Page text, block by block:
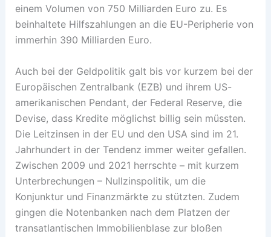
einem Volumen von 750 Milliarden Euro zu. Es
beinhaltete Hilfszahlungen an die EU-Peripherie von
immerhin 390 Milliarden Euro.
Auch bei der Geldpolitik galt bis vor kurzem bei der
Europäischen Zentralbank (EZB) und ihrem US-
amerikanischen Pendant, der Federal Reserve, die
Devise, dass Kredite möglichst billig sein müssten.
Die Leitzinsen in der EU und den USA sind im 21.
Jahrhundert in der Tendenz immer weiter gefallen.
Zwischen 2009 und 2021 herrschte – mit kurzem
Unterbrechungen – Nullzinspolitik, um die
Konjunktur und ­Finanzmärkte zu stützten. Zudem
gingen die Notenbanken nach dem Platzen der
transatlantischen Immobilienblase zur bloßen